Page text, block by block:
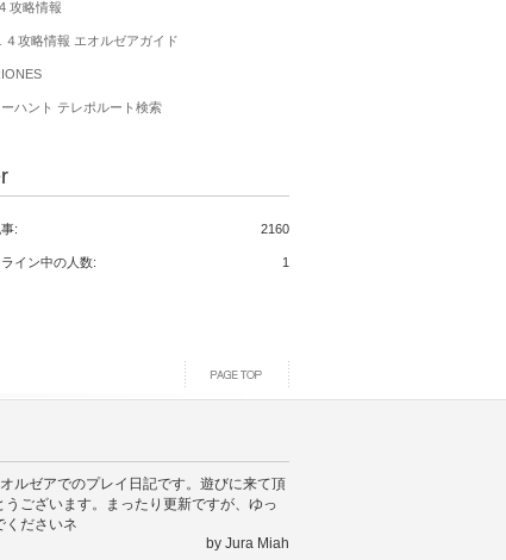
攻略情報
４攻略情報 エオルゼアガイド
ーハント テレポルート検索
2160
:
1
イン中の人数:
ルゼアでのプレイ日記です。遊びに来て頂
うございます。まったり更新ですが、ゆっ
くださいネ
by Jura Miah